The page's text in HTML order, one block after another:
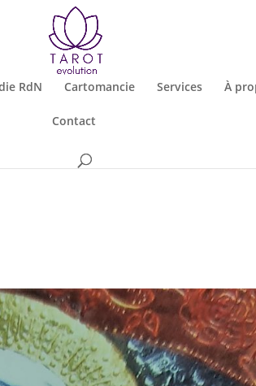
RdN Cartomancie Services À
Contact